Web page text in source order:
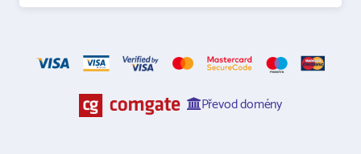
Převod domény